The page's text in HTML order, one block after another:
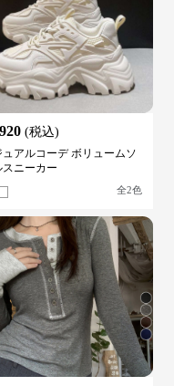
(税込)
ュアルコーデ ボリュームソ
スニーカー
全2色